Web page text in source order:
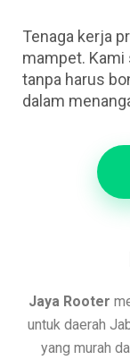
Tenaga kerja
mampet.
tanpa harus
dalam
Jaya Rooter
untuk daerah
yang murah